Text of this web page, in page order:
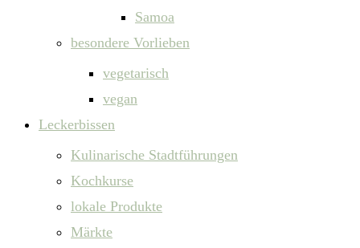
Samoa
besondere Vorlieben
vegetarisch
vegan
Leckerbissen
Kulinarische Stadtführungen
Kochkurse
lokale Produkte
Märkte